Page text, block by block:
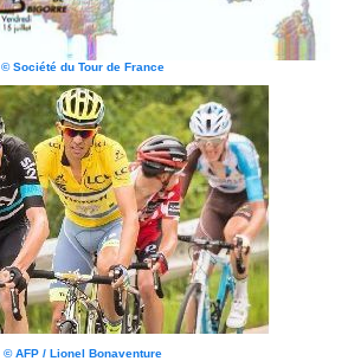
© Société du Tour de France
© AFP / Lionel Bonaventure